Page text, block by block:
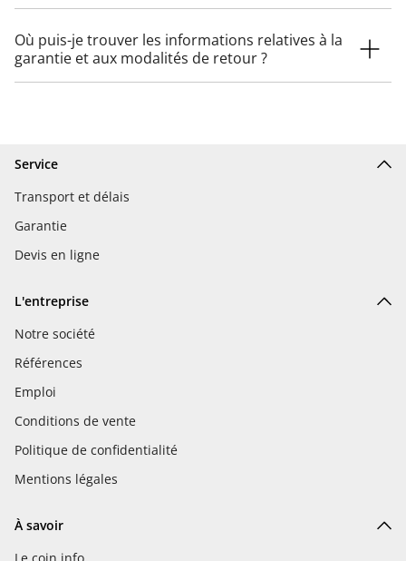
Où puis-je trouver les informations relatives à la
garantie et aux modalités de retour ?
Service
Transport et délais
Garantie
Devis en ligne
L'entreprise
Notre société
Références
Emploi
Conditions de vente
Politique de confidentialité
Mentions légales
À savoir